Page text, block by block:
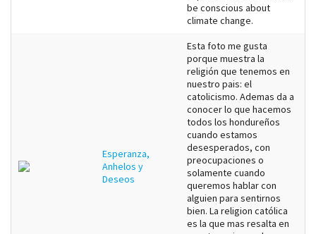
be conscious about
climate change.
Esperanza,
Anhelos y
Deseos
Esta foto me gusta
porque muestra la
religión que tenemos en
nuestro pais: el
catolicismo. Ademas da a
conocer lo que hacemos
todos los hondureños
cuando estamos
desesperados, con
preocupaciones o
solamente cuando
queremos hablar con
alguien para sentirnos
bien. La religion católica
es la que mas resalta en